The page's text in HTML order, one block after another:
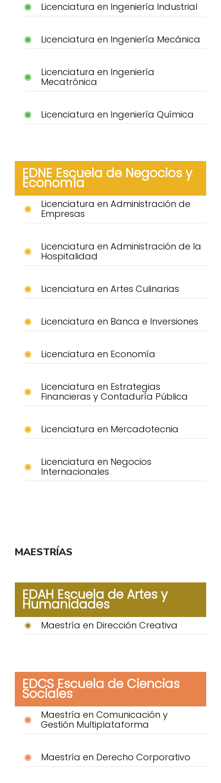
Licenciatura en Ingeniería Industrial
Licenciatura en Ingeniería Mecánica
Licenciatura en Ingeniería
Mecatrónica
Licenciatura en Ingeniería Química
EDNE Escuela de Negocios y
Economía
Licenciatura en Administración de
Empresas
Licenciatura en Administración de la
Hospitalidad
Licenciatura en Artes Culinarias
Licenciatura en Banca e Inversiones
Licenciatura en Economía
Licenciatura en Estrategias
Financieras y Contaduría Pública
Licenciatura en Mercadotecnia
Licenciatura en Negocios
Internacionales
MAESTRÍAS
EDAH Escuela de Artes y
Humanidades
Maestría en Dirección Creativa
EDCS Escuela de Ciencias
Sociales
Maestría en Comunicación y
Gestión Multiplataforma
Maestría en Derecho Corporativo